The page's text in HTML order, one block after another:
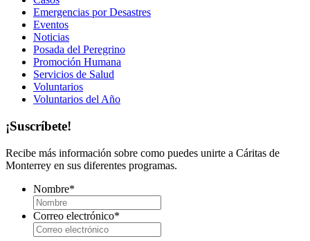
Emergencias por Desastres
Eventos
Noticias
Posada del Peregrino
Promoción Humana
Servicios de Salud
Voluntarios
Voluntarios del Año
¡Suscríbete!
Recibe más información sobre como puedes unirte a Cáritas de
Monterrey en sus diferentes programas.
Nombre*
Correo electrónico*